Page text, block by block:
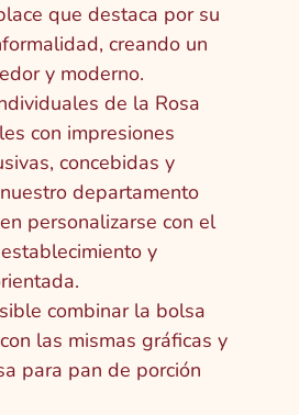
que destaca por su
creando un
y moderno.
de la Rosa
con impresiones
concebidas y
departamento
personalizarse con el
y
combinar la bolsa
las mismas gráficas y
para pan de porción